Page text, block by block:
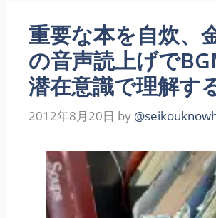
重要な本を自炊、
の音声読上げで
潜在意識で理解す
2012年8月20日 by